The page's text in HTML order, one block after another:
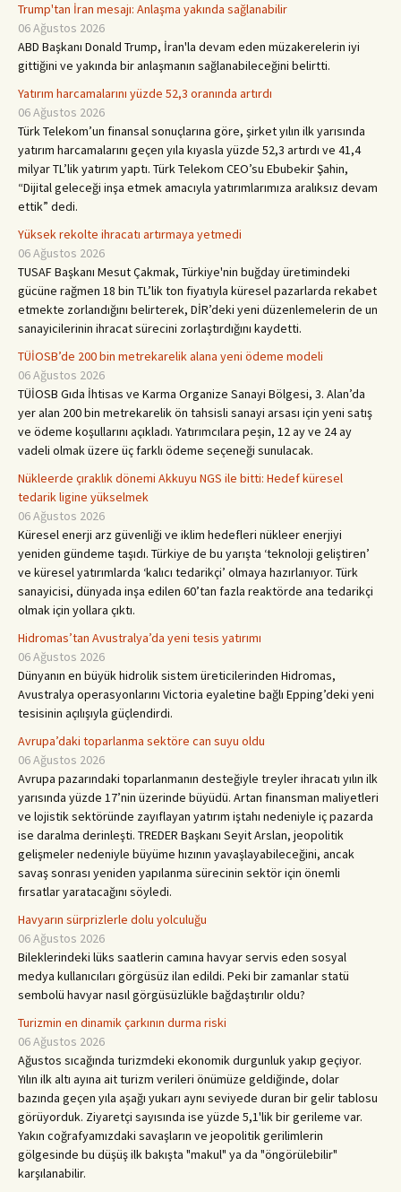
Trump'tan İran mesajı: Anlaşma yakında sağlanabilir
06 Ağustos 2026
ABD Başkanı Donald Trump, İran'la devam eden müzakerelerin iyi
gittiğini ve yakında bir anlaşmanın sağlanabileceğini belirtti.
Yatırım harcamalarını yüzde 52,3 oranında artırdı
06 Ağustos 2026
Türk Telekom’un finansal sonuçlarına göre, şirket yılın ilk yarısında
yatırım harcamalarını geçen yıla kıyasla yüzde 52,3 artırdı ve 41,4
milyar TL’lik yatırım yaptı. Türk Telekom CEO’su Ebubekir Şahin,
“Dijital geleceği inşa etmek amacıyla yatırımlarımıza aralıksız devam
ettik” dedi.
Yüksek rekolte ihracatı artırmaya yetmedi
06 Ağustos 2026
TUSAF Başkanı Mesut Çakmak, Türkiye'nin buğday üretimindeki
gücüne rağmen 18 bin TL’lik ton fiyatıyla küresel pazarlarda rekabet
etmekte zorlandığını belirterek, DİR’deki yeni düzenlemelerin de un
sanayicilerinin ihracat sürecini zorlaştırdığını kaydetti.
TÜİOSB’de 200 bin metrekarelik alana yeni ödeme modeli
06 Ağustos 2026
TÜİOSB Gıda İhtisas ve Karma Organize Sa­nayi Bölgesi, 3. Alan’da
yer alan 200 bin metrekare­lik ön tahsisli sanayi arsası için yeni satış
ve ödeme ko­şullarını açıkladı. Yatırım­cılara peşin, 12 ay ve 24 ay
vadeli olmak üzere üç farklı ödeme seçeneği sunulacak.
Nükleerde çıraklık dönemi Akkuyu NGS ile bitti: Hedef küresel
tedarik ligine yükselmek
06 Ağustos 2026
Küresel enerji arz güvenliği ve iklim hedefleri nükleer enerjiyi
yeniden gündeme taşıdı. Türkiye de bu yarışta ‘teknoloji geliştiren’
ve küresel yatırımlarda ‘kalıcı tedarikçi’ olmaya hazırlanıyor. Türk
sanayicisi, dünyada inşa edilen 60’tan fazla reaktörde ana tedarikçi
olmak için yollara çıktı.
Hidromas’tan Avustralya’da yeni tesis yatırımı
06 Ağustos 2026
Dünyanın en büyük hidrolik sistem üreticilerinden Hid­romas,
Avustralya operasyonla­rını Victoria eyaletine bağlı Ep­ping’deki yeni
tesisinin açılışıy­la güçlendirdi.
Avrupa’daki toparlanma sektöre can suyu oldu
06 Ağustos 2026
Avrupa pazarındaki toparlanmanın desteğiyle treyler ihracatı yılın ilk
yarısında yüzde 17’nin üzerinde büyüdü. Artan finansman maliyetleri
ve lojistik sektöründe zayıflayan yatırım iştahı nedeniyle iç pazarda
ise daralma derinleşti. TREDER Başkanı Seyit Arslan, jeopolitik
gelişmeler nedeniyle büyüme hızının yavaşlayabileceğini, ancak
savaş sonrası yeniden yapılanma sürecinin sektör için önemli
fırsatlar yaratacağını söyledi.
Havyarın sürprizlerle dolu yolculuğu
06 Ağustos 2026
Bileklerindeki lüks saatlerin camına havyar servis eden sosyal
medya kullanıcıları görgüsüz ilan edildi. Peki bir zamanlar statü
sembolü havyar nasıl görgüsüzlükle bağdaştırılır oldu?
Turizmin en dinamik çarkının durma riski
06 Ağustos 2026
Ağustos sıcağında turizmdeki ekonomik durgunluk yakıp geçiyor.
Yılın ilk altı ayına ait turizm verileri önümüze geldiğinde, dolar
bazında geçen yıla aşağı yukarı aynı seviyede duran bir gelir tablosu
görüyorduk. Ziyaretçi sayısında ise yüzde 5,1'lik bir gerileme var.
Yakın coğrafyamızdaki savaşların ve jeopolitik gerilimlerin
gölgesinde bu düşüş ilk bakışta "makul" ya da "öngörülebilir"
karşılanabilir.